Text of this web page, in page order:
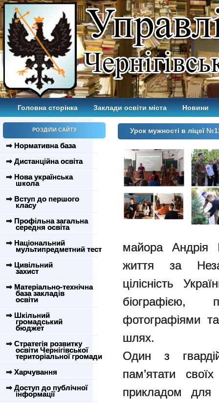
Головна сторінка Заклади освіти міста Новини
РОЗДІЛИ САЙТУ
⇒ Нормативна база
⇒ Дистанційна освіта
⇒ Нова українська
школа
⇒ Вступ до першого
класу
⇒ Профільна загальна
середня освіта
⇒ Національний
мультипредметний тест
⇒ Цивільний
захист
⇒ Матеріально-технічна
база закладів
освіти
⇒ Шкільний
громадський
бюджет
⇒ Стратегія розвитку
освіти Чернігівської
територіальної громади
⇒ Харчування
⇒ Доступ до публічної
інформації
Урок мужності в ліцеї
майора Андрія
життя за
цілісність
біографією,
фотографіями
шлях.
Один з
пам’ятати
прикладом для